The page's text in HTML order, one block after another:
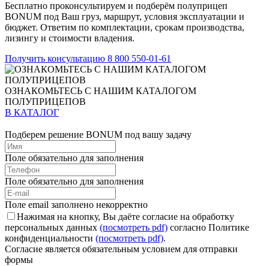
Бесплатно проконсультируем и подберём полуприцеп
BONUM под Ваш груз, маршрут, условия эксплуатации и
бюджет. Ответим по комплектации, срокам производства,
лизингу и стоимости владения.
Получить консультацию 8 800 550-01-61
ОЗНАКОМЬТЕСЬ С НАШИМ КАТАЛОГОМ
ПОЛУПРИЦЕПОВ
В КАТАЛОГ
Подберем решение BONUM под вашу задачу
Поле обязательно для заполнения
Поле обязательно для заполнения
Поле email заполнено некорректно
Нажимая на кнопку, Вы даёте согласие на обработку
персональных данных (посмотреть pdf) согласно Политике
конфиденциальности (посмотреть pdf).
Согласие является обязательным условием для отправки
формы